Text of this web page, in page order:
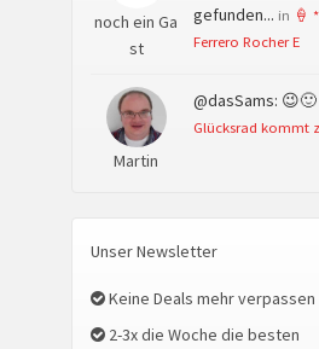
noch ein Ga
st
gefunden... in 🍦
Ferrero Rocher E
Martin
@dasSams: 😉🙂
Glücksrad kommt
Unser Newsletter
Keine Deals mehr verpassen
2-3x die Woche die besten